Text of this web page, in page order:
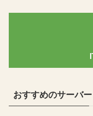
おすすめのサーバー